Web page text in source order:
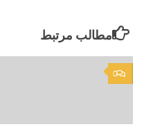
مطالب مرتبط
0